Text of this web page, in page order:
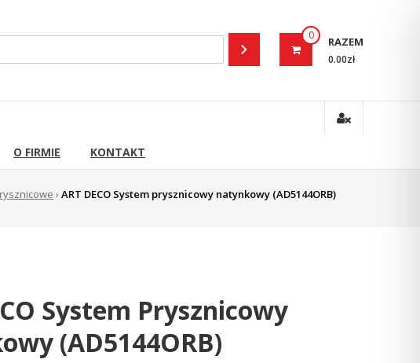
0 RAZEM
0.00zł
O FIRMIE KONTAKT
› ART DECO System prysznicowy natynkowy (AD5144ORB)
System Prysznicowy
(AD5144ORB)